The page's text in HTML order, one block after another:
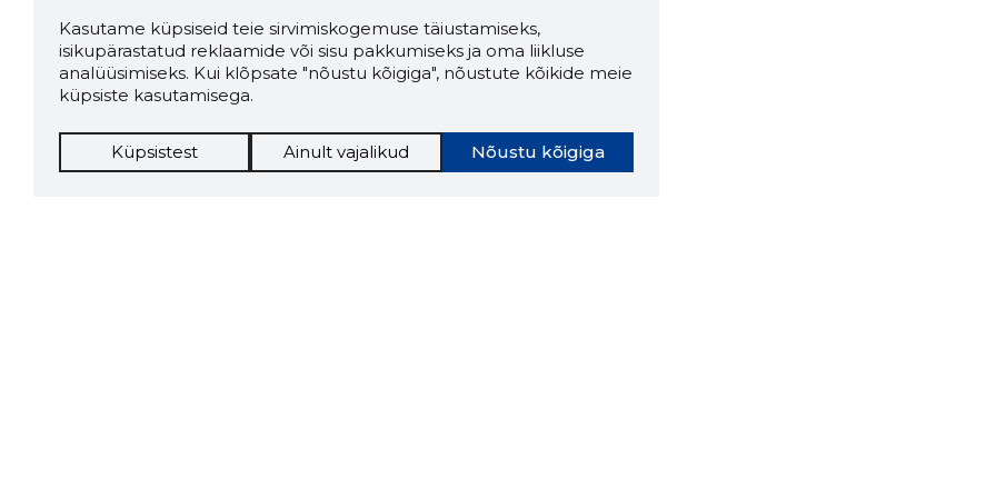
Kasutame küpsiseid teie sirvimiskogemuse täiustamiseks,
isikupärastatud reklaamide või sisu pakkumiseks ja oma liikluse
analüüsimiseks. Kui klõpsate "nõustu kõigiga", nõustute kõikide meie
küpsiste kasutamisega.
Nõustu kõigiga
Küpsistest Ainult vajalikud